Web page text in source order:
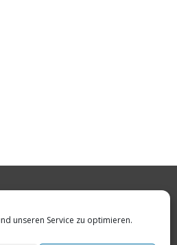
unseren Service zu optimieren.